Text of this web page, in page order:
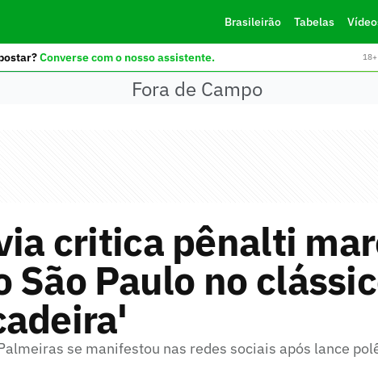
Brasileirão Tabelas
Converse com o nosso assistente.
Fora de Campo
critica pênalti
São Paulo no
se manifestou nas redes sociais após lance